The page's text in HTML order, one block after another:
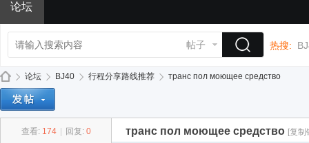
论坛
帖子 热搜:
论坛
›
BJ40
›
行程分享路线推荐
›
транс пол моющее средство
查看: 174 回复: 0 транс пол моющее средство [复制